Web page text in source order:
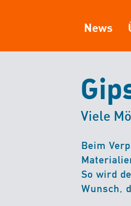
News
Viele
Beim
So wird
Wunsch,